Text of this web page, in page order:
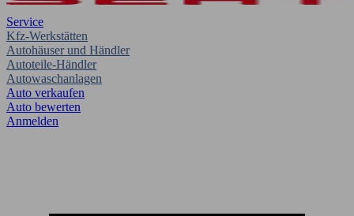
Service
Kfz-Werkstätten
Autohäuser und Händler
Autoteile-Händler
Autowaschanlagen
Auto verkaufen
Auto bewerten
Anmelden